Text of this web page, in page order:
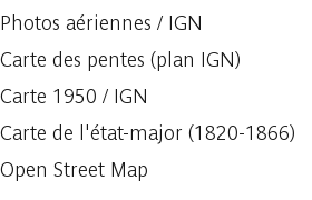
Photos aériennes / IGN
Carte des pentes (plan IGN)
Carte 1950 / IGN
Carte de l'état-major (1820-1866)
Open Street Map